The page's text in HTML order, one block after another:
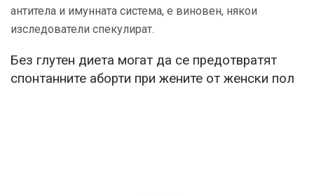
антитела и имунната система, е виновен, някои
изследователи спекулират.
Без глутен диета могат да се предотвратят
спонтанните аборти при жените от женски пол